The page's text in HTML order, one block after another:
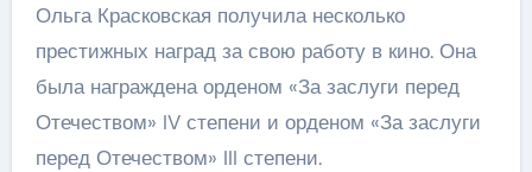
Ольга Красковская получила несколько
престижных наград за свою работу в кино. Она
была награждена орденом «За заслуги перед
Отечеством» IV степени и орденом «За заслуги
перед Отечеством» III степени.